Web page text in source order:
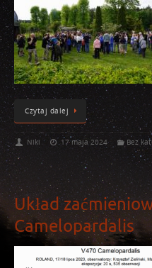
Czytaj dalej
Niki 17 maja 2024 Bez
Układ
Camelopardalis